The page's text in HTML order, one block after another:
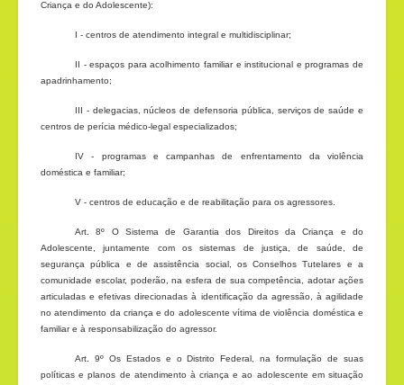
Criança e do Adolescente):
I - centros de atendimento integral e multidisciplinar;
II - espaços para acolhimento familiar e institucional e programas de
apadrinhamento;
III - delegacias, núcleos de defensoria pública, serviços de saúde e
centros de perícia médico-legal especializados;
IV - programas e campanhas de enfrentamento da violência
doméstica e familiar;
V - centros de educação e de reabilitação para os agressores.
Art. 8º O Sistema de Garantia dos Direitos da Criança e do
Adolescente, juntamente com os sistemas de justiça, de saúde, de
segurança pública e de assistência social, os Conselhos Tutelares e a
comunidade escolar, poderão, na esfera de sua competência, adotar ações
articuladas e efetivas direcionadas à identificação da agressão, à agilidade
no atendimento da criança e do adolescente vítima de violência doméstica e
familiar e à responsabilização do agressor.
Art. 9º Os Estados e o Distrito Federal, na formulação de suas
políticas e planos de atendimento à criança e ao adolescente em situação